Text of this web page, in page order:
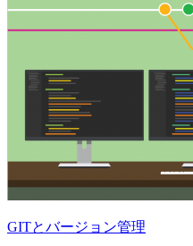
GITとバージョン管理